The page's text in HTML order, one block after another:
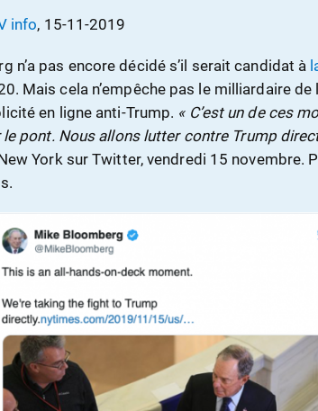
info, 15-11-2019
n’a pas encore décidé s’il serait candidat à
Mais cela n’empêche pas le milliardaire de
en ligne anti-Trump. « C’est un de ces
pont. Nous allons lutter contre Trump
York sur Twitter, vendredi 15 novembre.